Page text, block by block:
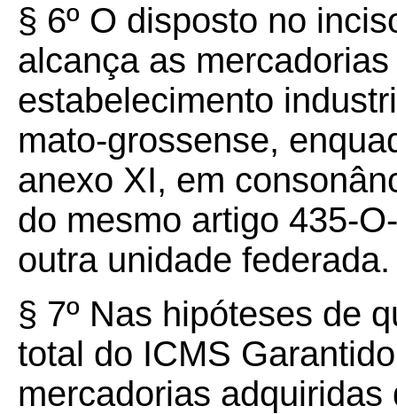
§ 6º O disposto no
alcança as
estabelecimento
mato-grossense,
anexo XI, em
do mesmo artigo 435-
outra unidade federada.
§ 7º Nas hipóteses de
total do ICMS
mercadorias